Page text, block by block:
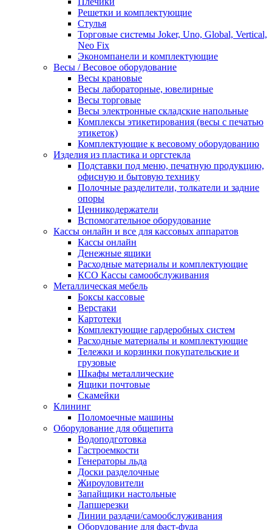
Решетки и комплектующие
Стулья
Торговые системы Joker, Uno, Global, Vertical,
Neo Fix
Экономпанели и комплектующие
Весы / Весовое оборудование
Весы крановые
Весы лабораторные, ювелирные
Весы торговые
Весы электронные складские напольные
Комплексы этикетирования (весы с печатью
этикеток)
Комплектующие к весовому оборудованию
Изделия из пластика и оргстекла
Подставки под меню, печатную продукцию,
офисную и бытовую технику
Полочные разделители, толкатели и задние
опоры
Ценникодержатели
Вспомогательное оборудование
Кассы онлайн и все для кассовых аппаратов
Кассы онлайн
Денежные ящики
Расходные материалы и комплектующие
КСО Кассы самообслуживания
Металлическая мебель
Боксы кассовые
Верстаки
Картотеки
Комплектующие гардеробных систем
Расходные материалы и комплектующие
Тележки и корзинки покупательские и
грузовые
Шкафы металлические
Ящики почтовые
Скамейки
Клининг
Поломоечные машины
Оборудование для общепита
Водоподготовка
Гастроемкости
Генераторы льда
Доски разделочные
Жироуловители
Запайщики настольные
Лапшерезки
Линии раздачи/самообслуживания
Оборудование для фаст-фуда